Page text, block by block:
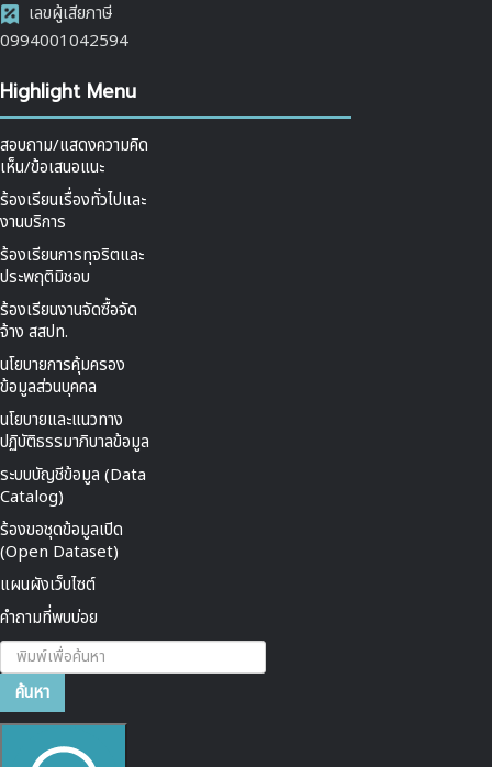
เลขผู้เสียภาษี
0994001042594
Highlight Menu
สอบถาม/แสดงความคิด
เห็น/ข้อเสนอแนะ
ร้องเรียนเรื่องทั่วไปและ
งานบริการ
ร้องเรียนการทุจริตและ
ประพฤติมิชอบ
ร้องเรียนงานจัดซื้อจัด
จ้าง สสปท.
นโยบายการคุ้มครอง
ข้อมูลส่วนบุคคล
นโยบายและแนวทาง
ปฏิบัติธรรมาภิบาลข้อมูล
ระบบบัญชีข้อมูล (Data
Catalog)
ร้องขอชุดข้อมูลเปิด
(Open Dataset)
แผนผังเว็บไซต์
คำถามที่พบบ่อย
ค้นหา...
ค้นหา